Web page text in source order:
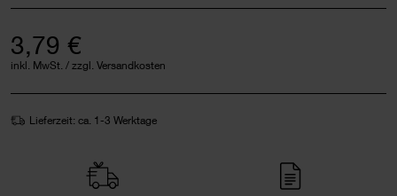
3,79 €
inkl. MwSt. / zzgl. Versandkosten
Lieferzeit: ca. 1-3 Werktage